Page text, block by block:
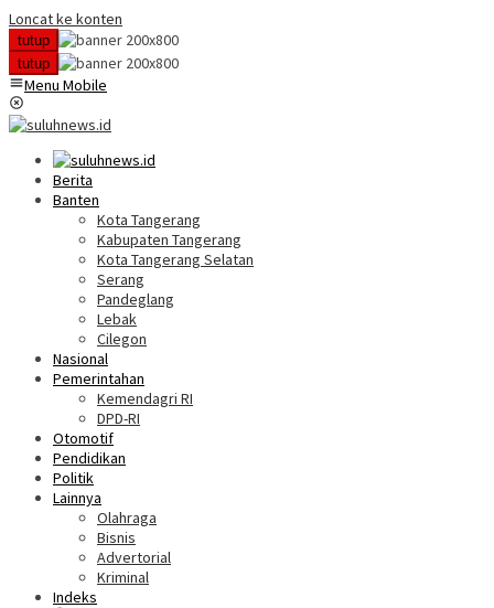
Loncat ke konten
tutup
tutup
Menu Mobile
Berita
Banten
Kota Tangerang
Kabupaten Tangerang
Kota Tangerang Selatan
Serang
Pandeglang
Lebak
Cilegon
Nasional
Pemerintahan
Kemendagri RI
DPD-RI
Otomotif
Pendidikan
Politik
Lainnya
Olahraga
Bisnis
Advertorial
Kriminal
Indeks